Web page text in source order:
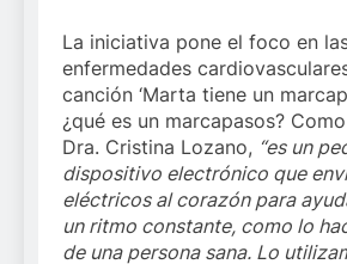
La iniciativa pone el foco en
enfermedades
canción ‘Marta tiene un
¿qué es un marcapasos?
Dra. Cristina Lozano, “es un
dispositivo electrónico que
eléctricos al corazón para
un ritmo constante, como lo
de una persona sana. Lo